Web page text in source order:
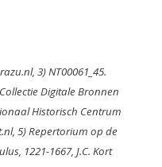
3) NT00061_45.
Digitale Bronnen
Historisch Centrum
5) Repertorium op de
1221-1667, J.C. Kort